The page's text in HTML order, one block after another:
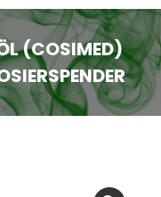
(COSIMED)
hier: